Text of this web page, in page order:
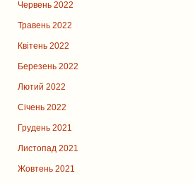
Червень 2022
Травень 2022
Квітень 2022
Березень 2022
Лютий 2022
Січень 2022
Грудень 2021
Листопад 2021
Жовтень 2021